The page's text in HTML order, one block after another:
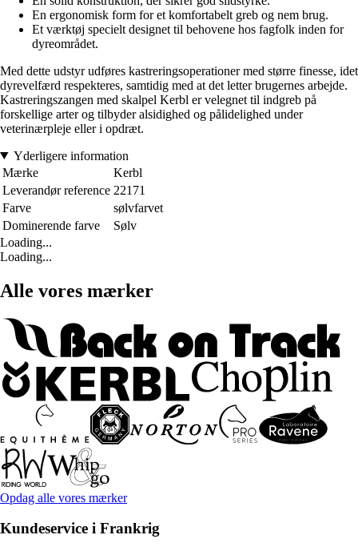
En ergonomisk form for et komfortabelt greb og nem brug.
Et værktøj specielt designet til behovene hos fagfolk inden for
dyreområdet.
Med dette udstyr udføres kastreringsoperationer med større finesse, idet
dyrevelfærd respekteres, samtidig med at det letter brugernes arbejde.
Kastreringszangen med skalpel Kerbl er velegnet til indgreb på
forskellige arter og tilbyder alsidighed og pålidelighed under
veterinærpleje eller i opdræt.
Yderligere information
Mærke
Kerbl
Leverandør reference 22171
Farve
sølvfarvet
Dominerende farve
Sølv
Loading...
Loading...
Alle vores mærker
Opdag alle vores mærker
Kundeservice i Frankrig